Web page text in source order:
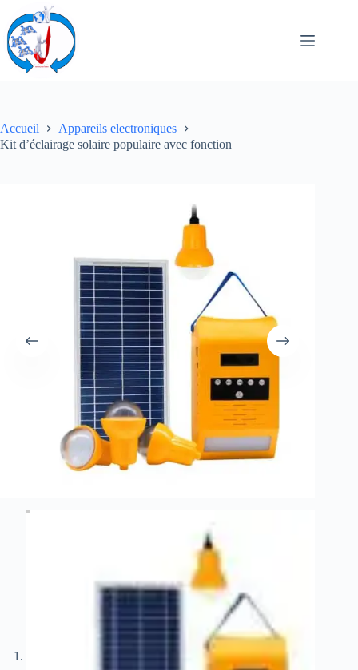
contenu
Accueil
Appareils electroniques
Kit d’éclairage solaire populaire avec fonction